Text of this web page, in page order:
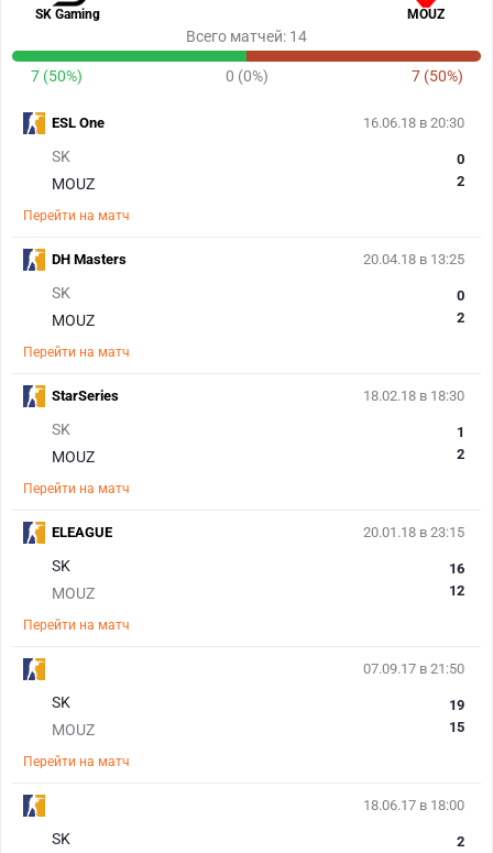
SK Gaming MOUZ
Всего матчей: 14
7 (50%) 0 (0%) 7 (50%)
16.06.18 в 20:30
SK
MOUZ
0
2
Перейти на матч
ESL One
20.04.18 в 13:25
SK
MOUZ
0
2
Перейти на матч
DH Masters
18.02.18 в 18:30
SK
MOUZ
1
2
Перейти на матч
StarSeries
20.01.18 в 23:15
SK
MOUZ
16
12
Перейти на матч
ELEAGUE
07.09.17 в 21:50
SK
MOUZ
19
15
Перейти на матч
18.06.17 в 18:00
SK
2